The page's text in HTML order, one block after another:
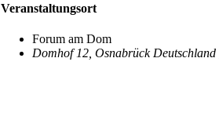
Veranstaltungsort
Forum am Dom
Domhof 12 Osnabrück Deutschland